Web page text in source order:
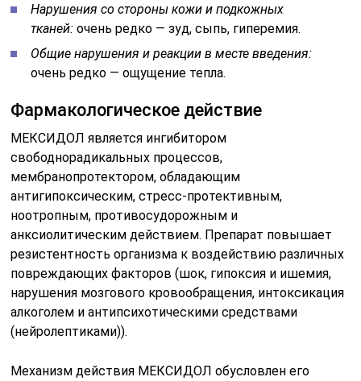
Нарушения со стороны кожи и подкожных
тканей: очень редко — зуд, сыпь, гиперемия.
Общие нарушения и реакции в месте введения:
очень редко — ощущение тепла.
Фармакологическое действие
МЕКСИДОЛ является ингибитором
свободнорадикальных процессов,
мембранопротектором, обладающим
антигипоксическим, стресс-протективным,
ноотропным, противосудорожным и
анксиолитическим действием. Препарат повышает
резистентность организма к воздействию различных
повреждающих факторов (шок, гипоксия и ишемия,
нарушения мозгового кровообращения, интоксикация
алкоголем и антипсихотическими средствами
(нейролептиками)).
Механизм действия МЕКСИДОЛ обусловлен его